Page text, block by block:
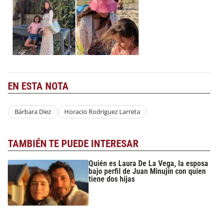
EN ESTA NOTA
Bárbara Diez Horacio Rodriguez Larreta
TAMBIÉN TE PUEDE INTERESAR
Quién es Laura De La Vega, la esposa
bajo perfil de Juan Minujín con quien
tiene dos hijas